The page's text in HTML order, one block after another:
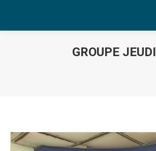
GROUPE JEUDI